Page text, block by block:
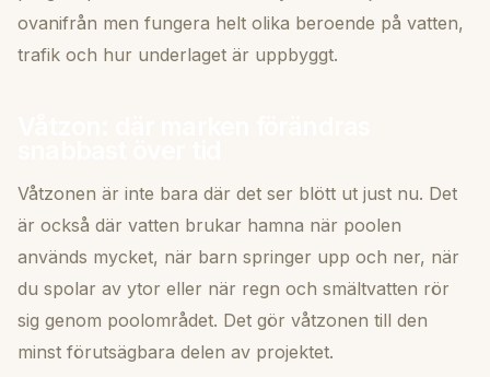
ovanifrån men fungera helt olika beroende på vatten,
trafik och hur underlaget är uppbyggt.
Våtzonen är inte bara där det ser blött ut just nu. Det
är också där vatten brukar hamna när poolen
används mycket, när barn springer upp och ner, när
du spolar av ytor eller när regn och smältvatten rör
sig genom poolområdet. Det gör våtzonen till den
minst förutsägbara delen av projektet.